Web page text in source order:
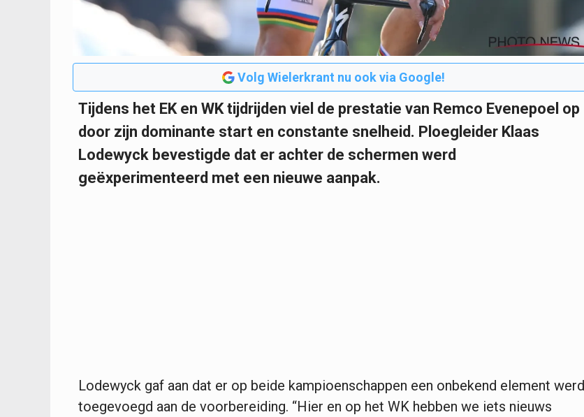
Volg Wielerkrant nu ook via Google!
Tijdens het EK en WK tijdrijden viel de prestatie van Remco Evenepoel op
door zijn dominante start en constante snelheid. Ploegleider Klaas
Lodewyck bevestigde dat er achter de schermen werd
geëxperimenteerd met een nieuwe aanpak.
Lodewyck gaf aan dat er op beide kampioenschappen een onbekend element werd
toegevoegd aan de voorbereiding. “Hier en op het WK hebben we iets nieuws